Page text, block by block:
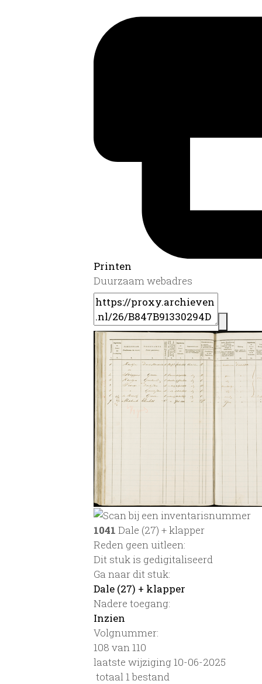
Printen
Duurzaam webadres
1041 Dale (27) + klapper
Reden geen uitleen:
Dit stuk is gedigitaliseerd
Ga naar dit stuk:
Dale (27) + klapper
Nadere toegang:
Inzien
Volgnummer:
108 van 110
laatste wijziging 10-06-2025
totaal 1 bestand